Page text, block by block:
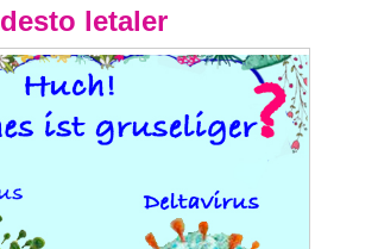
desto letaler